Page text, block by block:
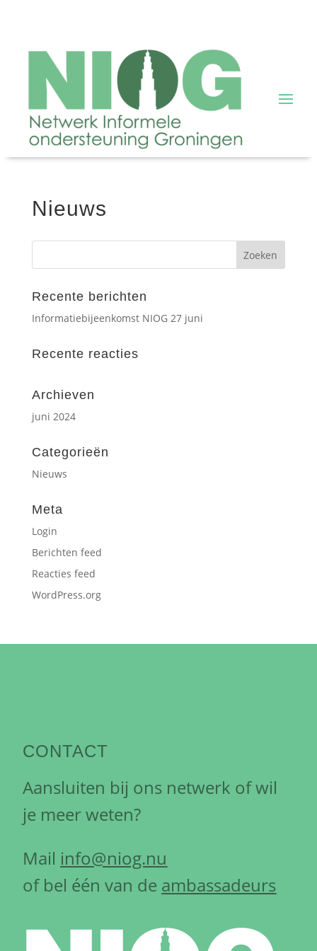
Nieuws
Recente berichten
Informatiebijeenkomst NIOG 27 juni
Recente reacties
Archieven
juni 2024
Categorieën
Nieuws
Meta
Login
Berichten feed
Reacties feed
WordPress.org
CONTACT
Aansluiten bij ons netwerk of wil
je meer weten?
Mail info@niog.nu
of bel één van de ambassadeurs